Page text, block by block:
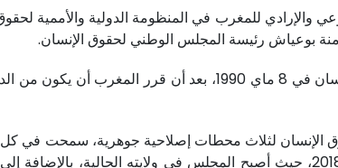
والإرادي للمغرب في المنظومة الدولية والأممية
بوعياش رئيسة المجلس الوطني لحقوق الإنسان.
مسار انطلق بإحداث المجلس الاستشاري لحقوق الإنسان
لحقوق الإنسان لثلاث محطات إصلاحية جوهرية، سمحت
على مستوى الاختصاصات الأساسية للمؤسسة في 2018، حيث أصبح المجلس في